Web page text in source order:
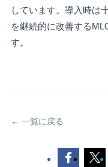
しています。導入時は
を継続的に改善する
す。
← 一覧に戻る